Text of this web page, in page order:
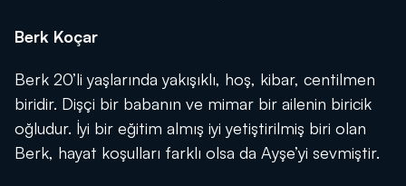
Berk Koçar
Berk 20’li yaşlarında yakışıklı, hoş, kibar, centilmen
biridir. Dişçi bir babanın ve mimar bir ailenin biricik
oğludur. İyi bir eğitim almış iyi yetiştirilmiş biri olan
Berk, hayat koşulları farklı olsa da Ayşe’yi sevmiştir.